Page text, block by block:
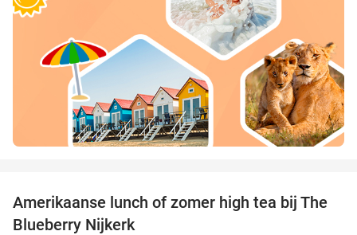
31%
Amerikaanse lunch of zomer high tea bij The
Blueberry Nijkerk